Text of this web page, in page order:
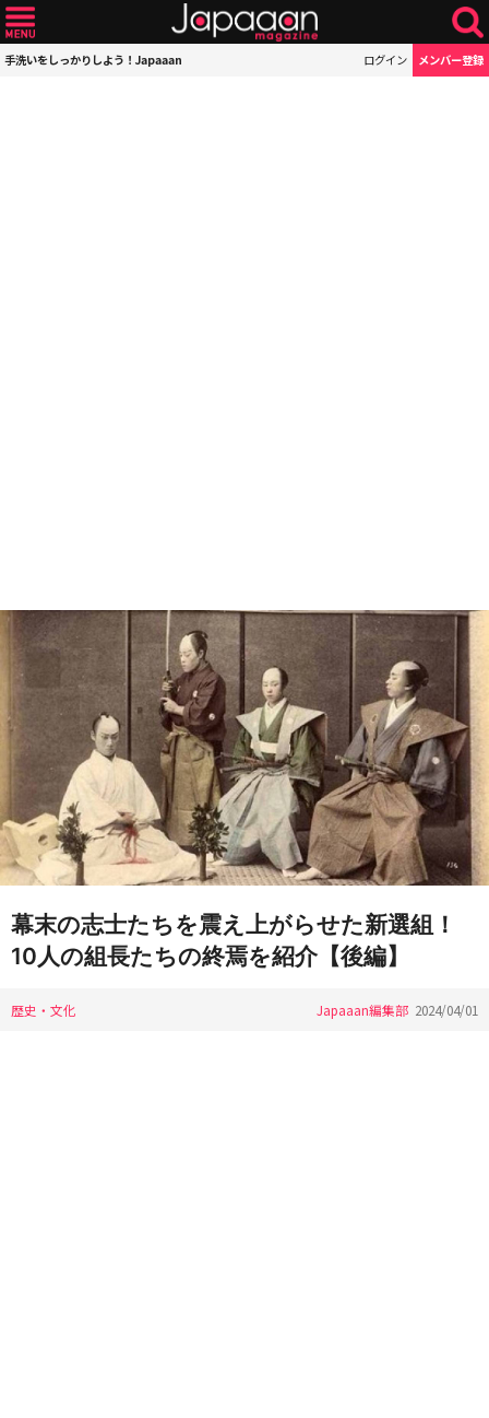
手洗いをしっかりしよう！Japaaan ログイン メンバー登録
幕末の志士たちを震え上がらせた新選組！
10人の組長たちの終焉を紹介【後編】
歴史・文化 Japaaan編集部 2024/04/01